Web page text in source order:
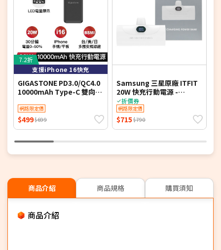
7.2折
支援iPhone 16快充
GIGASTONE PD3.0/QC4.0
10000mAh Type-C 雙向快
網路限定價
$499$699
Samsung 三星原廠 ITFIT
20W 快充行動電源 -
5000mAh (ITPW30)
折價券
網路限定價
$715 $790
商品介紹 商品規格 購買須知
商品介紹